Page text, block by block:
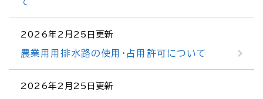
2026年2月25日更新
農業用用排水路の使用・占用許可について
2026年2月25日更新